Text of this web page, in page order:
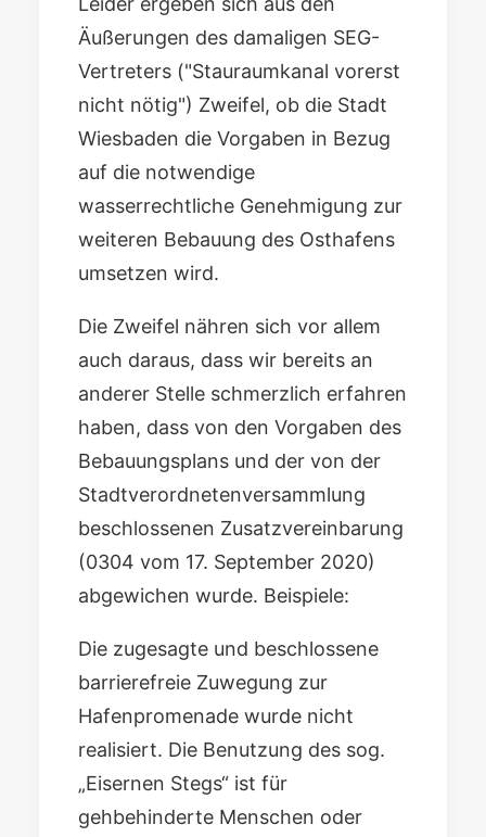
Äußerungen des damaligen SEG-
Vertreters ("Stauraumkanal vorerst
nicht nötig") Zweifel, ob die Stadt
Wiesbaden die Vorgaben in Bezug
auf die notwendige
wasserrechtliche Genehmigung zur
weiteren Bebauung des Osthafens
umsetzen wird.
Die Zweifel nähren sich vor allem
auch daraus, dass wir bereits an
anderer Stelle schmerzlich erfahren
haben, dass von den Vorgaben des
Bebauungsplans und der von der
Stadtverordnetenversammlung
beschlossenen Zusatzvereinbarung
(0304 vom 17. September 2020)
abgewichen wurde. Beispiele:
Die zugesagte und beschlossene
barrierefreie Zuwegung zur
Hafenpromenade wurde nicht
realisiert. Die Benutzung des sog.
„Eisernen Stegs“ ist für
gehbehinderte Menschen oder